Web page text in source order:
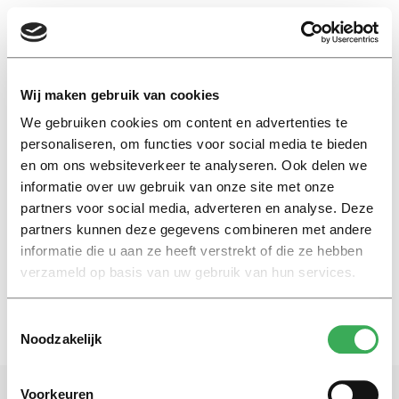
Wij maken gebruik van cookies
We gebruiken cookies om content en advertenties te
personaliseren, om functies voor social media te bieden
en om ons websiteverkeer te analyseren. Ook delen we
informatie over uw gebruik van onze site met onze
partners voor social media, adverteren en analyse. Deze
partners kunnen deze gegevens combineren met andere
informatie die u aan ze heeft verstrekt of die ze hebben
verzameld op basis van uw gebruik van hun services.
Noodzakelijk
Voorkeuren
EN
Wilma Latuny
Nieuws
Een kijkje bij de verdediging
van een Tilburgse promovenda
29 september 2017